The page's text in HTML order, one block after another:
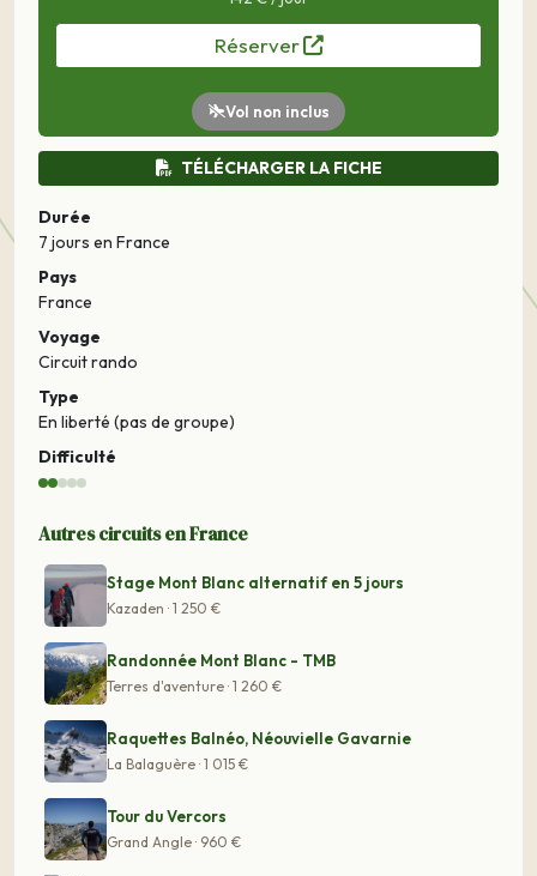
Réserver
Vol non inclus
TÉLÉCHARGER LA FICHE
Durée
7 jours en France
Pays
France
Voyage
Circuit rando
Type
En liberté (pas de groupe)
Difficulté
Autres circuits en France
Stage Mont Blanc alternatif en 5 jours
Kazaden · 1 250 €
Randonnée Mont Blanc - TMB
Terres d'aventure · 1 260 €
Raquettes Balnéo, Néouvielle Gavarnie
La Balaguère · 1 015 €
Tour du Vercors
Grand Angle · 960 €